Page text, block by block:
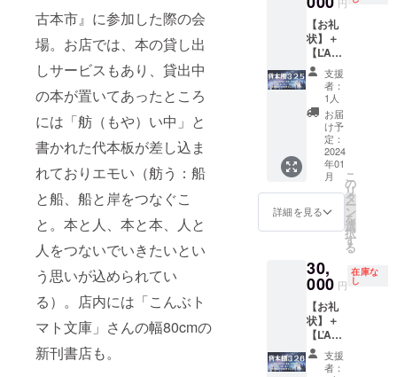
古本市』に参加した際の会
場。お店では、本の貸し出
しサービスもあり、貸出中
の本が置いてあったところ
には「舫（もや）い中」と
書かれた代本板が差し込ま
れておりエモい（舫う：船
と船、船と岸をつなぐこ
と。本と人、本と本、人と
人をつないでいきたいとい
う思いが込められてい
る）。店内には「こんぶト
マト文庫」さんの幅80cmの
新刊書店も。
く可能
性があ
ります
ことを
ご了承
くださ
い。 ＼
「王子
さま」
が星々
をめぐ
るとき
に「渡
り鳥」
の力を
借りた
よう
なたの
ご支援
で、移
動型書
店を
もっと
遠くま
で連れ
た星の
数に
よっ
て、星
ひとつ
あたり
の大き
さが小
さく
なって
しまう
可能性
がある
ご了承
くださ
ファン
ディン
グ資金
の用途
のひと
つ：車
両を
ラッピ
店の出
店情
報、
『星の
王子さ
ま』や
サン=テ
グジュ
ペリに
関する
情報な
どを随
時メー
ルさせ
ていた
ルが不
要な場
合は、
備考欄
にてお
知らせ
くださ
い）。
また、
クラウ
ドファ
ンディ
ングの
進捗報
告、移
動型書
店の出
店情
報、
『星の
王子さ
ま』や
サン=テ
情報な
どを随
時メー
ルさせ
ていた
だきま
す
（メー
およそ
１年以
内で
す。呼
び出す
場所が
神奈川
県から
遠方の
場合、
オンラ
インで
の開
催、も
しく
交通費
等をご
負担い
ただく
可能性
がござ
います
ので、
を呼ぶ
ことが
できま
す（も
ちろん
個人宅
でもお
伺いし
す）。
呼び出
す場所
が神奈
川県か
ら遠方
は別に
交通費
等をご
負担い
ただく
可能性
がござ
います
【お礼
状】＋
【L’Am
usette(
ラ・
ミュ
ゼッ
ト)：お
楽しみ
本】＋
【移動
型書店
での販
売権
（１箱
分）】
書店で
あなた
の本を
代行販
売しま
す（１
箱分：
20冊程
支援
者：
1人
お届
け予
定：
2024
年01
月
詳細を見る
こ
の
リ
タ
ー
ン
を
選
択
す
る
30,
000 円
在庫な
し
【お礼
状】＋
【L’Am
usette(
ラ・支援
者：